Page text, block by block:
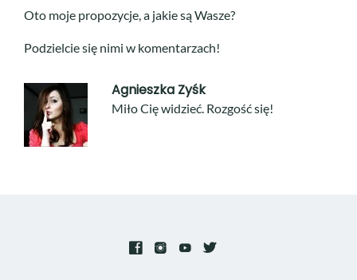
Oto moje propozycje, a jakie są Wasze?
Podzielcie się nimi w komentarzach!
Agnieszka Zyśk
Miło Cię widzieć. Rozgość się!